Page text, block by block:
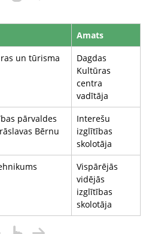
Amats
un tūrisma
Dagdas
Kultūras
centra
vadītāja
pārvaldes
Bērnu
Interešu
izglītības
skolotāja
Vispārējās
vidējās
izglītības
skolotāja